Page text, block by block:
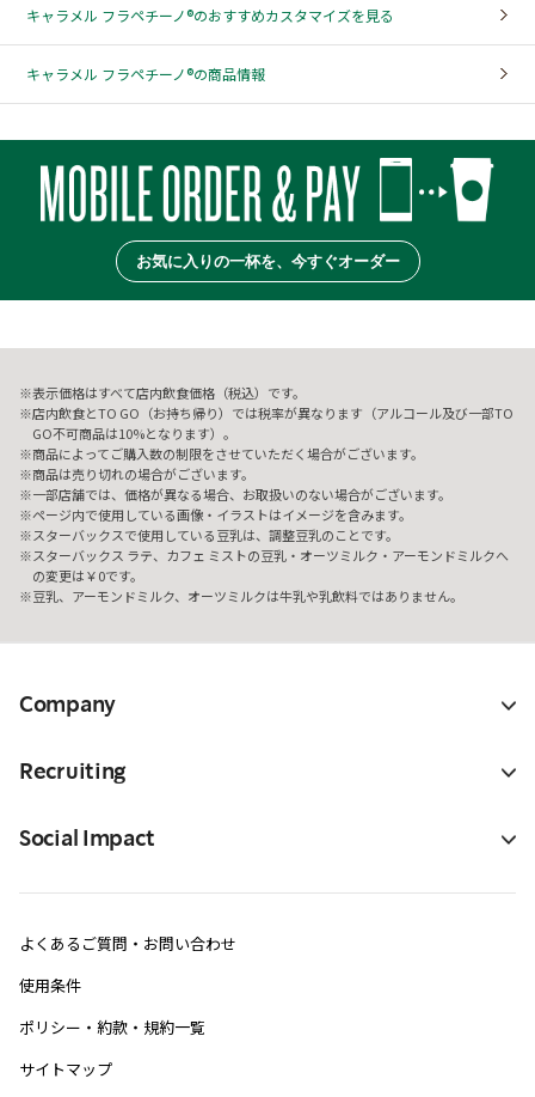
キャラメル フラペチーノ®のおすすめカスタマイズを見る
キャラメル フラペチーノ®の商品情報
お気に入りの一杯を、今すぐオーダー
表示価格はすべて店内飲食価格（税込）です。
店内飲食とTO GO（お持ち帰り）では税率が異なります（アルコール及び一部TO
GO不可商品は10%となります）。
商品によってご購入数の制限をさせていただく場合がございます。
商品は売り切れの場合がございます。
一部店舗では、価格が異なる場合、お取扱いのない場合がございます。
ページ内で使用している画像・イラストはイメージを含みます。
スターバックスで使用している豆乳は、調整豆乳のことです。
スターバックス ラテ、カフェ ミストの豆乳・オーツミルク・アーモンドミルクへ
の変更は￥0です。
豆乳、アーモンドミルク、オーツミルクは牛乳や乳飲料ではありません。
Company
Recruiting
Social Impact
よくあるご質問・お問い合わせ
使用条件
ポリシー・約款・規約一覧
サイトマップ